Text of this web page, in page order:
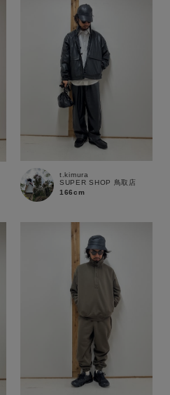
t.kimura
SUPER SHOP 鳥取店
166cm